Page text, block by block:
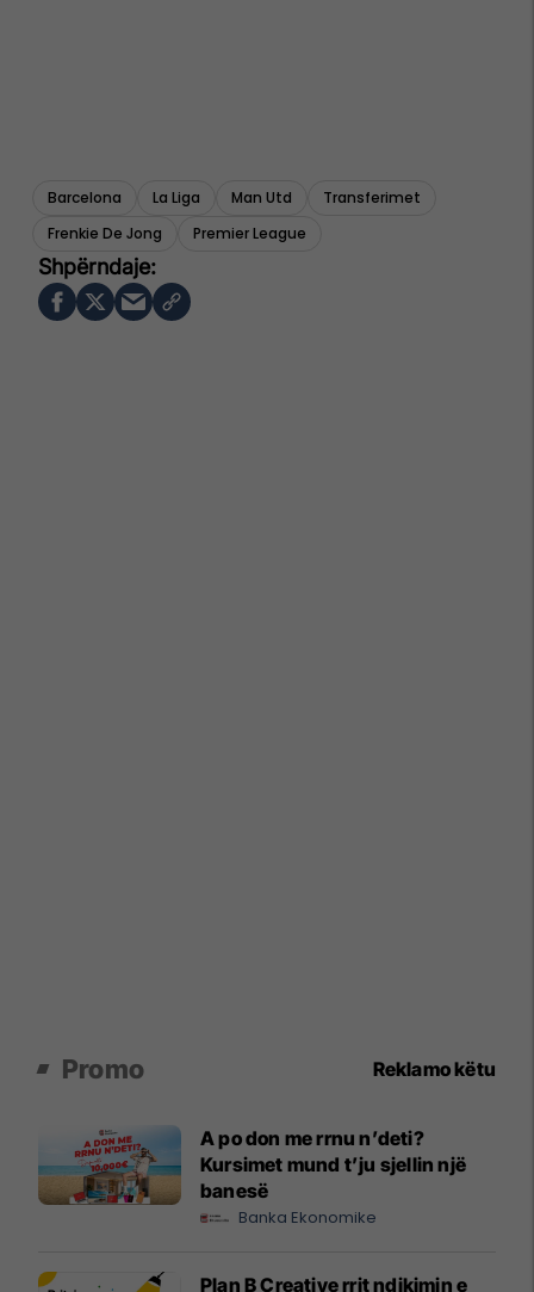
Barcelona La Liga Man Utd
Transferimet
Frenkie De Jong
Premier League
Promo Reklamo këtu
A po don me rrnu n’deti?
Kursimet mund t’ju sjellin një
banesë
Banka Ekonomike
Plan B Creative rrit ndikimin e